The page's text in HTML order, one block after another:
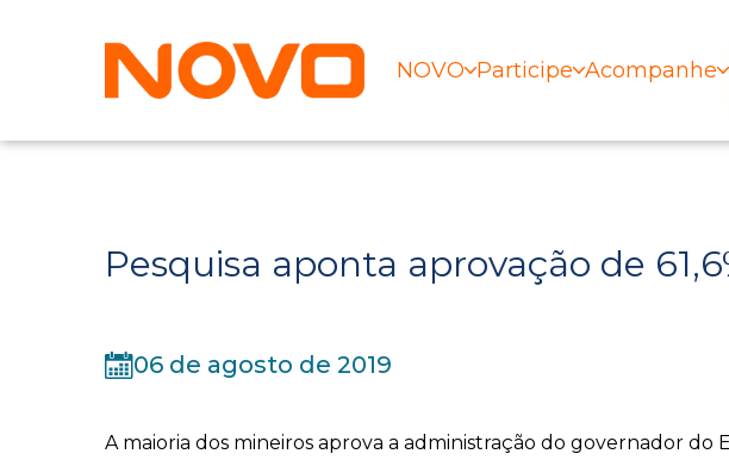
NOVO Participe Acompanhe
Pesquisa aponta aprovação de
06 de agosto de 2019
A maioria dos mineiros aprova a administração do governador do